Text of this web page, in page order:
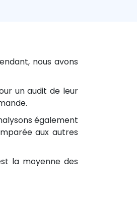
nous avons
un audit de leur
également
aux autres
la moyenne des